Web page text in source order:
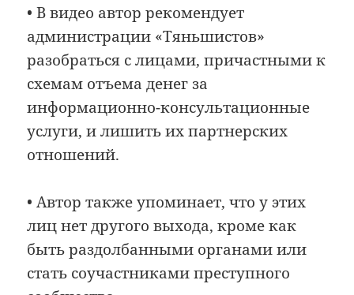
• В видео автор рекомендует
администрации «Тяньшистов»
разобраться с лицами, причастными к
схемам отъема денег за
информационно-консультационные
услуги, и лишить их партнерских
отношений.
• Автор также упоминает, что у этих
лиц нет другого выхода, кроме как
быть раздолбанными органами или
стать соучастниками преступного